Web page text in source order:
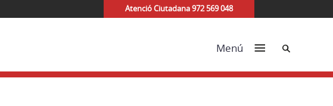
Atenció Ciutadana 972 569 048
Menú Cerca